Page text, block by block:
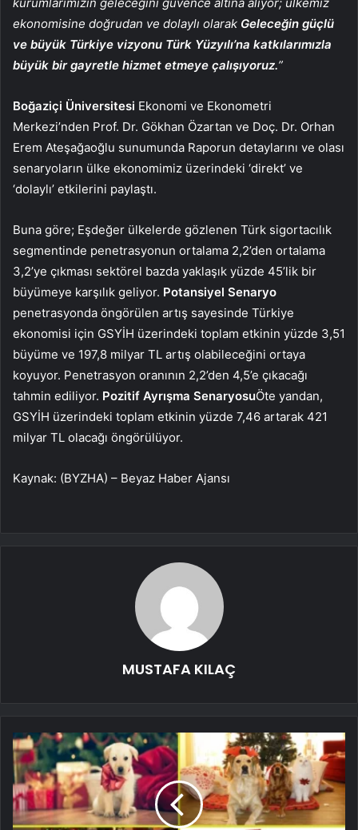
ekonomisine doğrudan ve dolaylı olarak Geleceğin güçlü
ve büyük Türkiye vizyonu Türk Yüzyılı’na katkılarımızla
büyük bir gayretle hizmet etmeye çalışıyoruz.”
Boğaziçi Üniversitesi Ekonomi ve Ekonometri
Merkezi’nden Prof. Dr. Gökhan Özartan ve Doç. Dr. Orhan
Erem Ateşağaoğlu sunumunda Raporun detaylarını ve olası
senaryoların ülke ekonomimiz üzerindeki ‘direkt’ ve
‘dolaylı’ etkilerini paylaştı.
Buna göre; Eşdeğer ülkelerde gözlenen Türk sigortacılık
segmentinde penetrasyonun ortalama 2,2’den ortalama
3,2’ye çıkması sektörel bazda yaklaşık yüzde 45’lik bir
büyümeye karşılık geliyor. Potansiyel Senaryo
penetrasyonda öngörülen artış sayesinde Türkiye
ekonomisi için GSYİH üzerindeki toplam etkinin yüzde 3,51
büyüme ve 197,8 milyar TL artış olabileceğini ortaya
koyuyor. Penetrasyon oranının 2,2’den 4,5’e çıkacağı
tahmin ediliyor. Pozitif Ayrışma SenaryosuÖte yandan,
GSYİH üzerindeki toplam etkinin yüzde 7,46 artarak 421
milyar TL olacağı öngörülüyor.
Kaynak: (BYZHA) – Beyaz Haber Ajansı
MUSTAFA KILAÇ